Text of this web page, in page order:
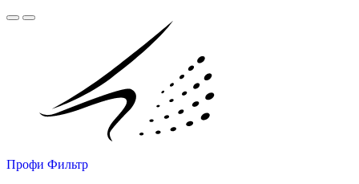
Профи Фильтр